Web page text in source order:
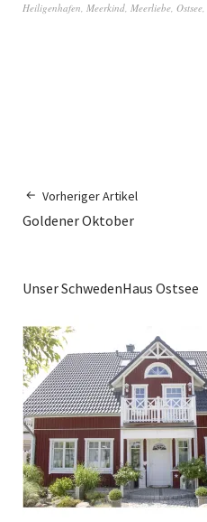
Heiligenhafen, Meerkind, Meerliebe, Ostsee,
Vorheriger Artikel
Goldener Oktober
Unser SchwedenHaus Ostsee